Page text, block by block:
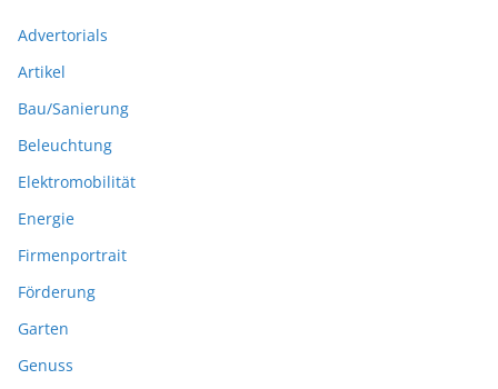
Advertorials
Artikel
Bau/Sanierung
Beleuchtung
Elektromobilität
Energie
Firmenportrait
Förderung
Garten
Genuss